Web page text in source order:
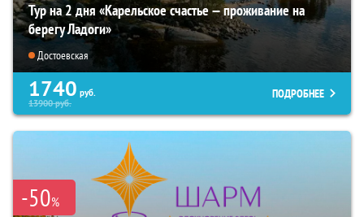
Тур на 2 дня «Карельское счастье — проживание на
берегу Ладоги»
Достоевская
1740 руб.
13900руб.
ПОДРОБНЕЕ
-50%